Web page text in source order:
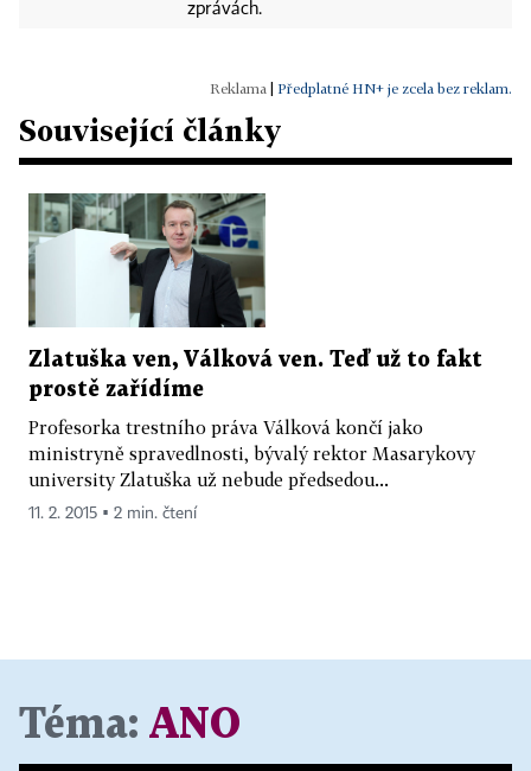
zprávách.
Předplatné HN+ je zcela bez reklam.
Související články
Zlatuška ven, Válková ven. Teď už to fakt
prostě zařídíme
Profesorka trestního práva Válková končí jako
ministryně spravedlnosti, bývalý rektor Masarykovy
university Zlatuška už nebude předsedou...
11. 2. 2015 ▪ 2 min. čtení
Téma: ANO